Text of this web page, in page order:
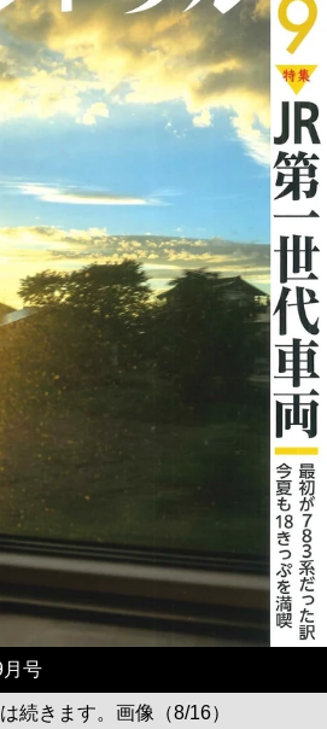
号
続きます。画像（8/16）